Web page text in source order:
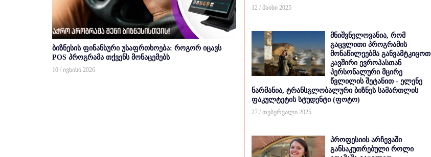
ბიზნესის ფინანსური უსაფრთხოება: როგორ იცავს
POS პროგრამა თქვენს მონაცემებს
10 / ივნისი 2026
12 / მაისი 2025
მნიშვნელოვანია, რომ
გაცვლითი პროგრამის
მონაწილეებმა განვამტკიცოთ
კავშირი ევროპასთან
პერსონალური მცირე
წვლილის შეტანით - ელენე
ნარმანია, ტრანსგლობალური ბიზნეს სამართლის
ფაკულტეტის სტუდენტი (ფოტო)
27 / თებერვალი 2025
პროფესიის არჩევაში
განსაკუთრებული როლი